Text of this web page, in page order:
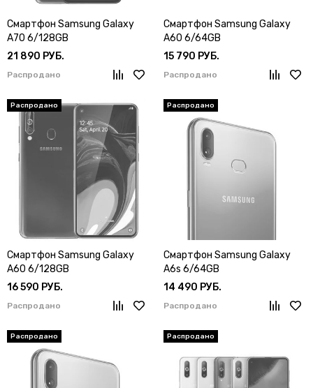
Смартфон Samsung Galaxy
A70 6/128GB
21 890 РУБ.
Распродано
Смартфон Samsung Galaxy
A60 6/64GB
15 790 РУБ.
Распродано
Смартфон Samsung Galaxy
A60 6/128GB
16 590 РУБ.
Распродано
Смартфон Samsung Galaxy
A6s 6/64GB
14 490 РУБ.
Распродано